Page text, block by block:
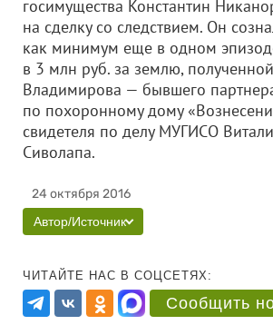
госимущества Константин
на сделку со следствием. Он
как минимум еще в одном
в 3 млн руб. за землю,
Владимирова — бывшего
по похоронному дому
свидетеля по делу МУГИСО
Сиволапа.
24 октября 2016
Автор/Источник
ЧИТАЙТЕ НАС В СОЦСЕТЯХ:
Сообщить